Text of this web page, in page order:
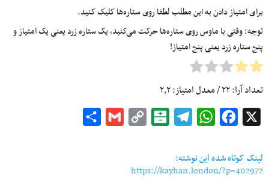
برای امتیاز دادن به این مطلب لطفا روی ستاره‌ها کلیک کنید.
توجه: وقتی با ماوس روی ستاره‌ها حرکت می‌کنید، یک ستاره زرد یعنی یک امتیاز و
پنج ستاره زرد یعنی پنج امتیاز!
تعداد آرا:۲۲/ معدل امتیاز:۲٫۲
Facebook
WhatsApp
Telegram
Balatarin
Copy
Gmail
لینک کوتاه شده این نوشته:
https://kayhan.london/?p=402972